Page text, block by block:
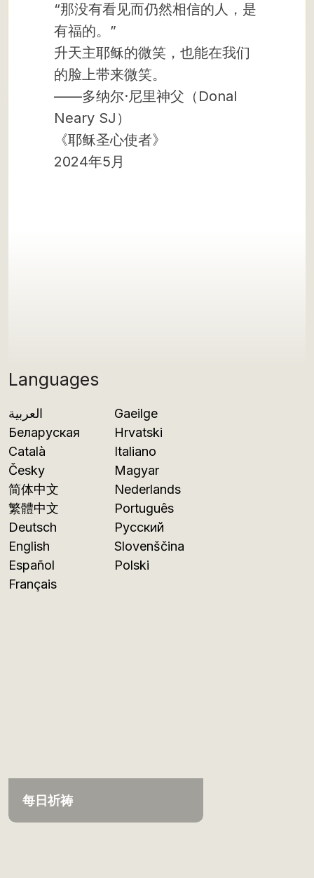
Languages
العربية
Беларуская
Català
Česky
简体中文
繁體中文
Deutsch
English
Español
Français
Gaeilge
Hrvatski
Italiano
Magyar
Nederlands
Português
Русский
Slovenščina
Polski
每日祈祷
“那没有看见而仍然相信的人，是
有福的。”
升天主耶稣的微笑，也能在我们
的脸上带来微笑。
——多纳尔·尼里神父（Donal
Neary SJ）
《耶稣圣心使者》
2024年5月